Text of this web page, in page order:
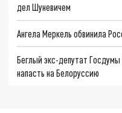
дел Шуневичем
Ангела Меркель обвинила
Беглый экс-депутат
напасть на Белоруссию